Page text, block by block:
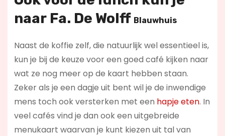
naar Fa. De Wolff Blauwhuis
Naast de koffie zelf, die natuurlijk wel essentieel is,
kun je bij de keuze voor een goed café kijken naar
wat ze nog meer op de kaart hebben staan.
Zeker als je een dagje uit bent wil je de inwendige
mens toch ook versterken met een hapje eten. In
veel cafés vind je dan ook een uitgebreide
menukaart waarvan je kunt kiezen uit tal van